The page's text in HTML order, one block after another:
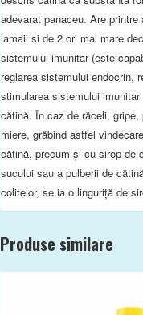
adevarat panaceu. Are
lamaii si de 2 ori mai mare
sistemului imunitar (este
reglarea sistemului endocrin,
stimularea sistemului
cătină. În caz de răceli,
miere, grăbind astfel
cătină, precum și cu sirop de
sucului sau a pulberii de
colitelor, se ia o linguriță de
Produse similare